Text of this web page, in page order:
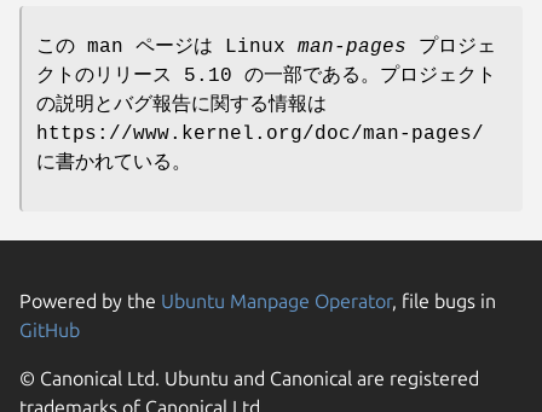
この man ページは Linux man-pages プロジェ
クトのリリース 5.10 の一部である。プロジェクト
の説明とバグ報告に関する情報は
https://www.kernel.org/doc/man-pages/
に書かれている。
Powered by the Ubuntu Manpage Operator, file bugs in
GitHub
© Canonical Ltd. Ubuntu and Canonical are registered
trademarks of Canonical Ltd.